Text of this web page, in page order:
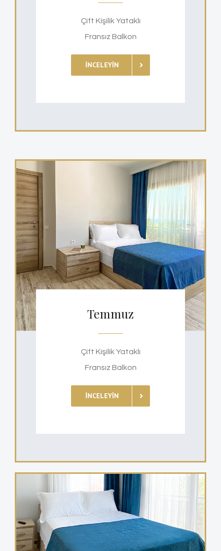
Çift Kişilik Yataklı
Fransız Balkon
İNCELEYIN
Temmuz
Çift Kişilik Yataklı
Fransız Balkon
İNCELEYIN